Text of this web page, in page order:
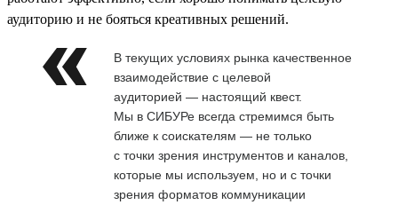
аудиторию и не бояться креативных решений.
В текущих условиях рынка качественное
взаимодействие с целевой
аудиторией — настоящий квест.
Мы в СИБУРе всегда стремимся быть
ближе к соискателям — не только
с точки зрения инструментов и каналов,
которые мы используем, но и с точки
зрения форматов коммуникации